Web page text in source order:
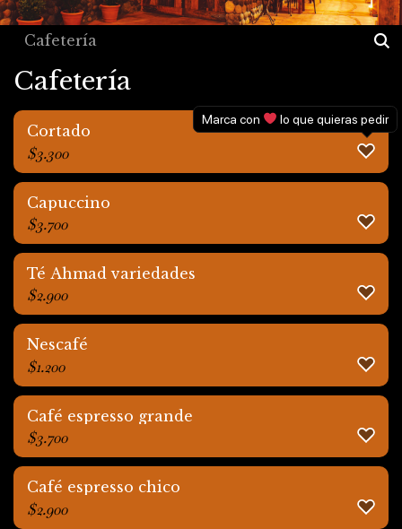
Cafetería
Cafetería
Cortado
$3.300
Capuccino
$3.700
Té Ahmad variedades
$2.900
Nescafé
$1.200
Café espresso grande
$3.700
Café espresso chico
$2.900
Marca con lo que quieras pedir